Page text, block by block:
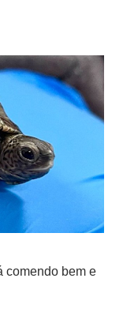
comendo bem e